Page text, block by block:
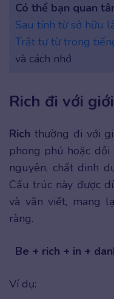
Có thể bạn quan
Sau tính từ sở hữu
Trật tự từ trong
và cách nhớ
Rich đi với
Rich thường đi với
phong phú hoặc
nguyên, chất dinh
Cấu trúc này được
và văn viết, mang
ràng.
Be + rich + in +
Ví dụ: